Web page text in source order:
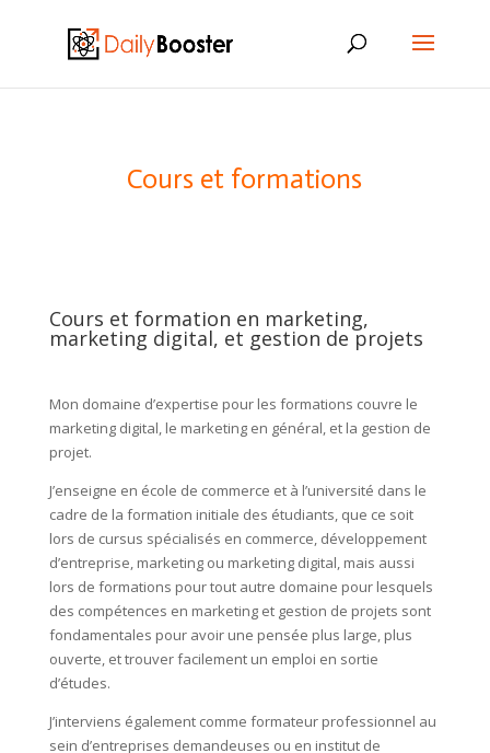
Cours et formations
Cours et formation en marketing,
marketing digital, et gestion de projets
Mon domaine d’expertise pour les formations couvre le
marketing digital, le marketing en général, et la gestion de
projet.
J’enseigne en école de commerce et à l’université dans le
cadre de la formation initiale des étudiants, que ce soit
lors de cursus spécialisés en commerce, développement
d’entreprise, marketing ou marketing digital, mais aussi
lors de formations pour tout autre domaine pour lesquels
des compétences en marketing et gestion de projets sont
fondamentales pour avoir une pensée plus large, plus
ouverte, et trouver facilement un emploi en sortie
d’études.
J’interviens également comme formateur professionnel au
sein d’entreprises demandeuses ou en institut de